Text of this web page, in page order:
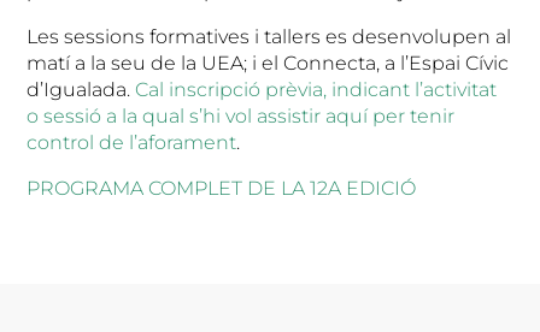
Les sessions formatives i tallers es desenvolupen al
matí a la seu de la UEA; i el Connecta, a l’Espai Cívic
d’Igualada. Cal inscripció prèvia, indicant l’activitat
o sessió a la qual s’hi vol assistir aquí per tenir
control de l’aforament.
PROGRAMA COMPLET DE LA 12A EDICIÓ